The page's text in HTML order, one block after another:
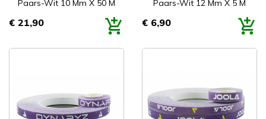
Paars-Wit 10 Mm X 50 M
Prijs
€ 21,90
Paars-Wit 12 Mm X 5 M
Prijs
€ 6,90